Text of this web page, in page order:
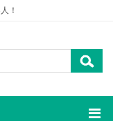
！